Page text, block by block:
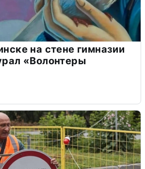
на стене гимназии
«Волонтеры